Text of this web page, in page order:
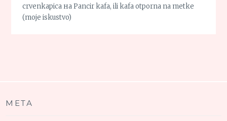
crvenkapica наPancir kafa, ili kafa otporna na metke
(moje iskustvo)
МЕТА